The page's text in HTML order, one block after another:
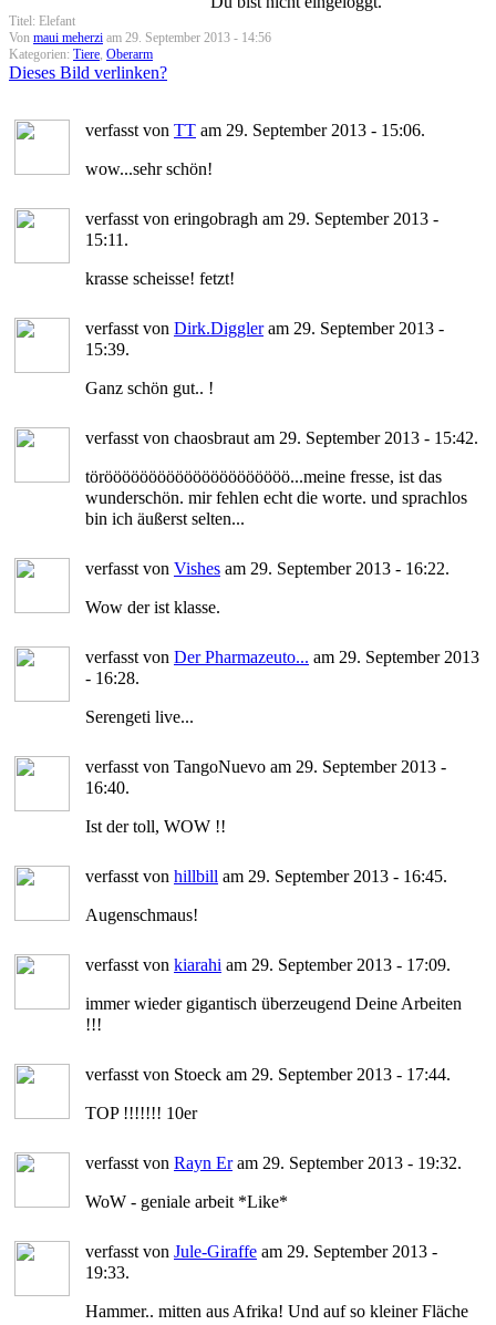
Titel: Elefant
Von maui meherzi am 29. September 2013 - 14:56
Kategorien: Tiere, Oberarm
Dieses Bild verlinken?
verfasst von TT am 29. September 2013 - 15:06.
wow...sehr schön!
verfasst von eringobragh am 29. September 2013 -
15:11.
krasse scheisse! fetzt!
verfasst von Dirk.Diggleram 29. September 2013 -
15:39.
Ganz schön gut.. !
verfasst von chaosbraut am 29. September 2013 - 15:42.
törööööööööööööööööööööö...meine fresse, ist das
wunderschön. mir fehlen echt die worte. und sprachlos
bin ich äußerst selten...
verfasst von Vishes am 29. September 2013 - 16:22.
Wow der ist klasse.
verfasst von Der Pharmazeuto... am 29. September 2013
- 16:28.
Serengeti live...
verfasst von TangoNuevo am 29. September 2013 -
16:40.
Ist der toll, WOW !!
verfasst von hillbill am 29. September 2013 - 16:45.
Augenschmaus!
verfasst von kiarahi am 29. September 2013 - 17:09.
immer wieder gigantisch überzeugend Deine Arbeiten
!!!
verfasst von Stoeck am 29. September 2013 - 17:44.
TOP !!!!!!! 10er
verfasst von Rayn Eram 29. September 2013 - 19:32.
WoW - geniale arbeit *Like*
verfasst von Jule-Giraffe am 29. September 2013 -
19:33.
Hammer.. mitten aus Afrika! Und auf so kleiner Fläche